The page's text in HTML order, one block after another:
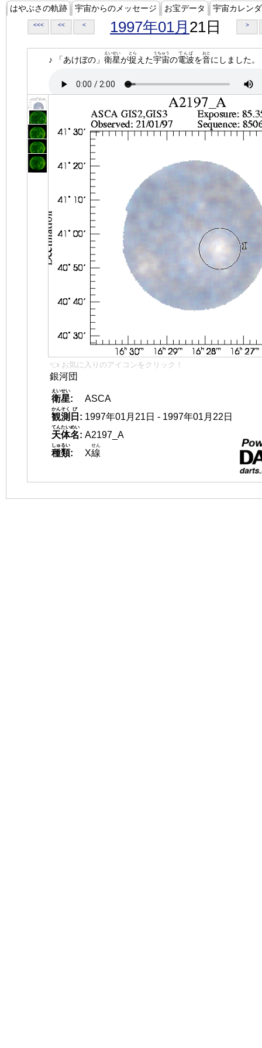
はやぶさの軌跡 宇宙からのメッセージ お宝データ 宇宙カレン
<<< << < 1997年01月 21日 >
♪ 「あけぼの」 衛星
えいせい
が捉
とら
えた宇宙
うちゅう
の電波
でんぱ
を音
おと
にしました。
👈 お気に入りのアイコンをクリック！
銀河団
衛星
えいせい
:
ASCA
観測
かんそく
日
び
: 1997年01月21日 - 1997年01月22日
天体名
てんたいめい
: A2197_A
種類
しゅるい
: X線
せん